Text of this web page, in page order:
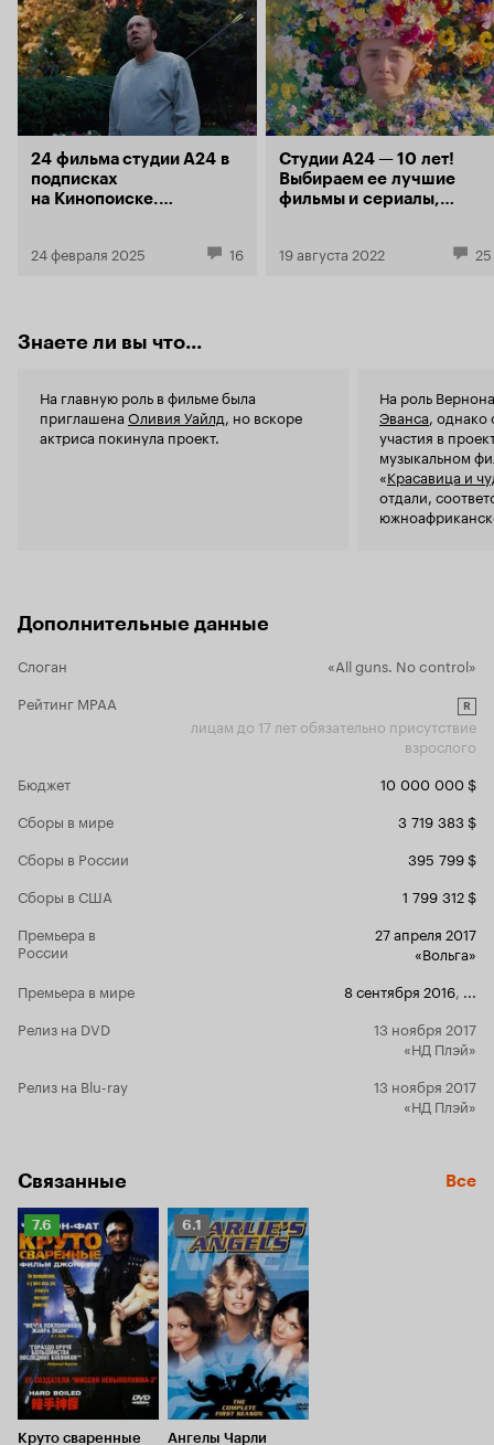
мастерский гротеск, не нуждающийся даже в
спецэффектах. Одно не поняла: почему никто
на протяжении всей заварушки так и не нашел
зажуленные Верноном М16? С ними у этой
битвы на старом заводе, словно «сотканной»
из пуль и сарказма, мог быть совсем другой
коленкор, пусть и с тем же финалом.
и
никто из
создал
24 фильма студии А24 в
подписках
на Кинопоиске.
24 февраля 2025 16
Студии А24 — 10 лет!
Выбираем ее лучшие
фильмы и сериалы,
на Кинопоиске
19 августа 2022 25
Знаете ли вы что...
На главную роль в фильме была
приглашена Оливия Уайлд , но вскоре
актриса покинула проект.
На роль
Эванса ,
участия в
музыкальном
«Красавица и
отдали,
Дополнительные данные
Слоган
«All guns. No control»
Рейтинг MPAA
R
лицам до 17 лет обязательно присутствие
взрослого
Бюджет
10 000 000 $
Сборы в мире
3 719 383 $
Сборы в России
395 799 $
Сборы в США
1 799 312 $
Премьера в
России
27 апреля 2017
«Вольга»
Премьера в мире
8 сентября 2016
Релиз на DVD
13 ноября 2017
«НД Плэй»
Релиз на Blu-ray
13 ноября 2017
«НД Плэй»
Связанные Все
Рейтинг
Кинопоиска
7.6
7.6
Круто сваренные
Рейтинг
Кинопоиска
6.1
6.1
Ангелы Чарли